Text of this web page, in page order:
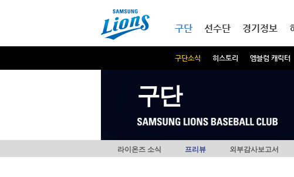
구단
구단소식 히스토리 엠블럼 캐릭터
선수단 경기정보
구단
라이온즈 소식 프리뷰 외부감사보고서